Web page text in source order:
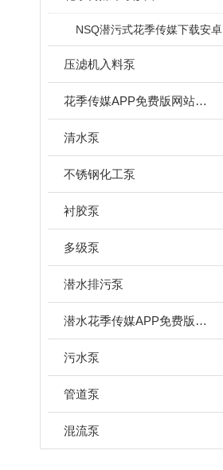
NSQ潜污式花季传媒下载安卓
压滤机入料泵
花季传媒APP免费版网站下载安装
清水泵
不锈钢化工泵
衬胶泵
多级泵
潜水排污泵
潜水花季传媒APP免费版网站下载安装
污水泵
管道泵
混流泵